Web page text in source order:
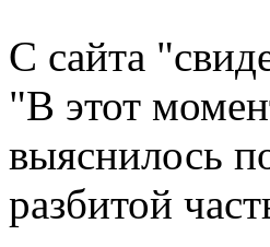
С сайта
"В этот
выяснилось
разбитой